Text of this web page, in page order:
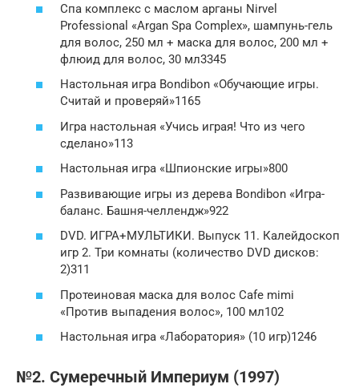
Спа комплекс с маслом арганы Nirvel
Professional «Argan Spa Complex», шампунь-гель
для волос, 250 мл + маска для волос, 200 мл +
флюид для волос, 30 мл3345
Настольная игра Bondibon «Обучающие игры.
Считай и проверяй»1165
Игра настольная «Учись играя! Что из чего
сделано»113
Настольная игра «Шпионские игры»800
Развивающие игры из дерева Bondibon «Игра-
баланс. Башня-челлендж»922
DVD. ИГРА+МУЛЬТИКИ. Выпуск 11. Калейдоскоп
игр 2. Три комнаты (количество DVD дисков:
2)311
Протеиновая маска для волос Cafe mimi
«Против выпадения волос», 100 мл102
Настольная игра «Лаборатория» (10 игр)1246
№2. Сумеречный Империум (1997)